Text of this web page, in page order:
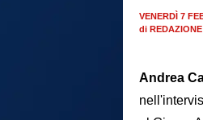
VENERDÌ 7
di
Andrea